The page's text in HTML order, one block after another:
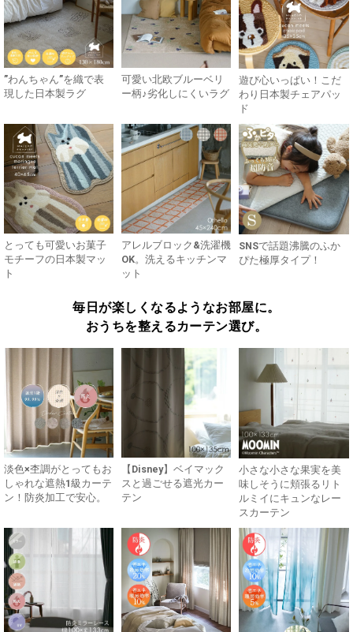
”わんちゃん”を織で表
現した日本製ラグ
可愛い北欧ブルーベリ
ー柄♪劣化しにくいラグ
遊び心いっぱい！こだ
わり日本製チェアパッ
ド
とっても可愛いお菓子
モチーフの日本製マッ
ト
アレルブロック&洗濯機
OK。洗えるキッチンマ
ット
SNSで話題沸騰のふか
ぴた極厚タイプ！
毎日が楽しくなるようなお部屋に。
おうちを整えるカーテン選び。
淡色×杢調がとってもお
しゃれな遮熱1級カーテ
ン！防炎加工で安心。
【Disney】ベイマック
スと過ごせる遮光カー
テン
小さな小さな果実を美
味しそうに頬張るリト
ルミイにキュンなレー
スカーテン